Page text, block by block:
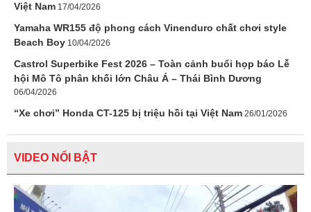
Việt Nam 17/04/2026
Yamaha WR155 độ phong cách Vinenduro chất chơi style
Beach Boy 10/04/2026
Castrol Superbike Fest 2026 – Toàn cảnh buổi họp báo Lễ
hội Mô Tô phân khối lớn Châu Á – Thái Bình Dương
06/04/2026
“Xe chơi” Honda CT-125 bị triệu hồi tại Việt Nam 26/01/2026
VIDEO NỔI BẬT